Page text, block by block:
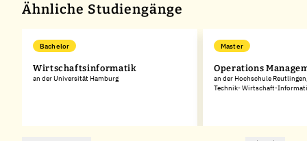
Ähnliche Studiengänge
Bachelor
Wirtschaftsinformatik
an der Universität Hamburg
Master
Operations
an der Hochschule
Technik- Wirtschaft-